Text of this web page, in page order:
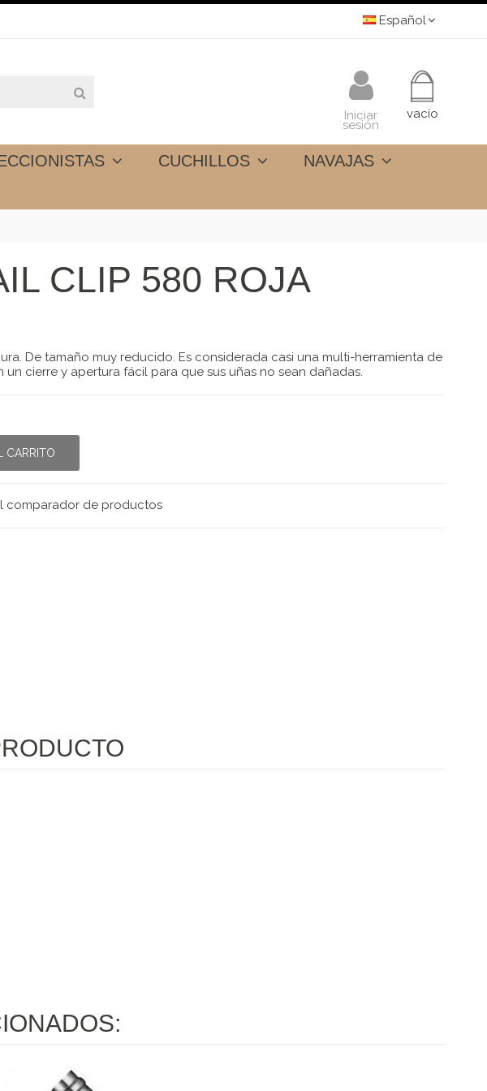
Español
vacío
Iniciar
sesión
CUCHILLOS
NAVAJAS
CLIP 580 ROJA
De tamaño muy reducido. Es considerada casi una multi-herramienta de
un cierre y apertura fácil para que sus uñas no sean dañadas.
CARRITO
comparador de productos